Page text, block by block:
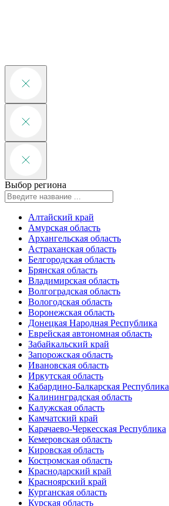
Выбор региона
Алтайский край
Амурская область
Архангельская область
Астраханская область
Белгородская область
Брянская область
Владимирская область
Волгоградская область
Вологодская область
Воронежская область
Донецкая Народная Республика
Еврейская автономная область
Забайкальский край
Запорожская область
Ивановская область
Иркутская область
Кабардино-Балкарская Республика
Калининградская область
Калужская область
Камчатский край
Карачаево-Черкесская Республика
Кемеровская область
Кировская область
Костромская область
Краснодарский край
Красноярский край
Курганская область
Курская область